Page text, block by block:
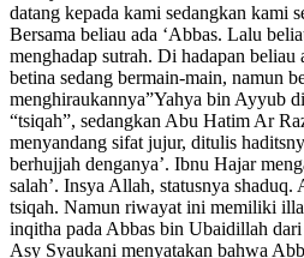
Artinya: “Rasulullah Shallallahu’alaihi
datang kepada kami sedangkan kami
Bersama beliau ada ‘Abbas. Lalu
menghadap sutrah. Di hadapan beliau
betina sedang bermain-main, namun
menghiraukannya”Yahya bin Ayyub
“tsiqah”, sedangkan Abu Hatim Ar
menyandang sifat jujur, ditulis
berhujjah denganya’. Ibnu Hajar
salah’. Insya Allah, statusnya shaduq.
tsiqah. Namun riwayat ini memiliki
inqitha pada Abbas bin Ubaidillah